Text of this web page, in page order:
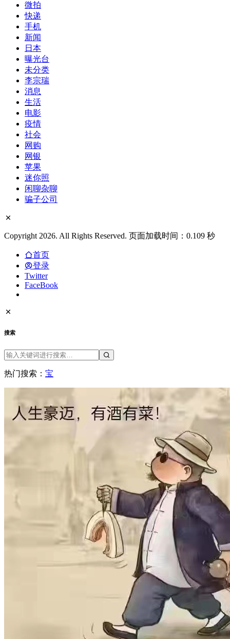
微拍
快递
手机
新闻
日本
曝光台
未分类
李宗瑞
消息
生活
电影
疫情
社会
网购
网银
苹果
迷你照
闲聊杂聊
骗子公司
Copyright 2026. All Rights Reserved. 页面加载时间：0.109 秒
首页
登录
Twitter
FaceBook
搜索
热门搜索： 宝